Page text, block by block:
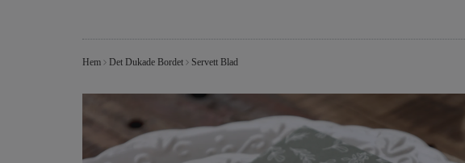
Hem Det Dukade Bordet Servett Blad